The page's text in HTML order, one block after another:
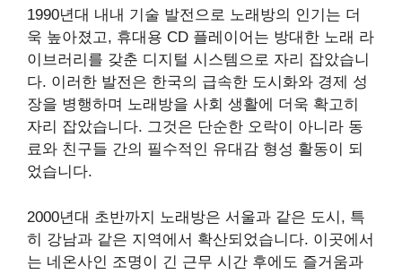
1990년대 내내 기술 발전으로 노래방의 인기는 더
욱 높아졌고, 휴대용 CD 플레이어는 방대한 노래 라
이브러리를 갖춘 디지털 시스템으로 자리 잡았습니
다. 이러한 발전은 한국의 급속한 도시화와 경제 성
장을 병행하며 노래방을 사회 생활에 더욱 확고히
자리 잡았습니다. 그것은 단순한 오락이 아니라 동
료와 친구들 간의 필수적인 유대감 형성 활동이 되
었습니다.
2000년대 초반까지 노래방은 서울과 같은 도시, 특
히 강남과 같은 지역에서 확산되었습니다. 이곳에서
는 네온사인 조명이 긴 근무 시간 후에도 즐거움과